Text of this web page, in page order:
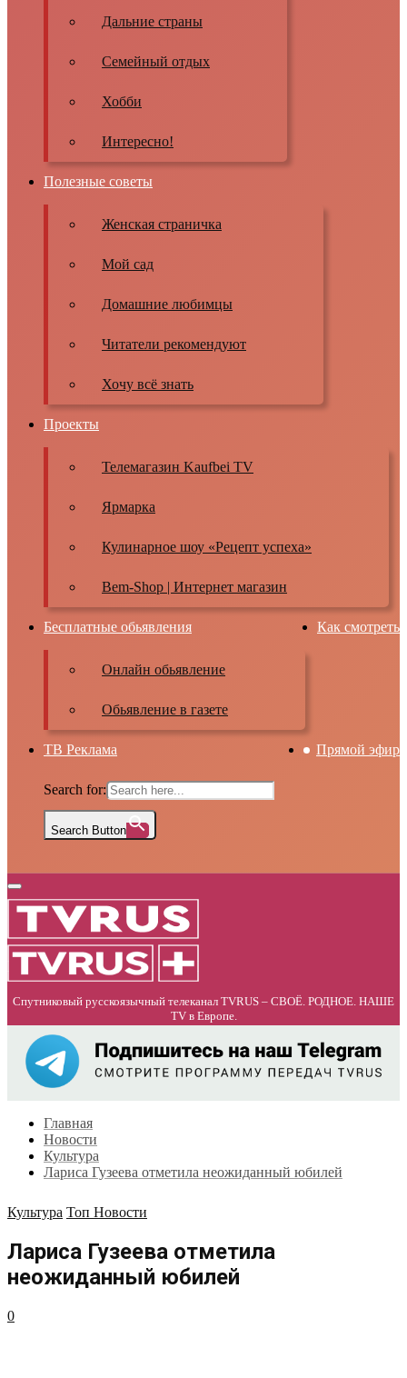
Дальние страны
Семейный отдых
Хобби
Интересно!
Полезные советы
Женская страничка
Мой сад
Домашние любимцы
Читатели рекомендуют
Хочу всё знать
Проекты
Телемагазин Kaufbei TV
Ярмарка
Кулинарное шоу «Рецепт успеха»
Bem-Shop | Интернет магазин
Бесплатные обьявления
Онлайн обьявление
Обьявление в газете
Как смотреть
ТВ Реклама Прямой эфир
Search for:
Search Button
Primary
Menu
Спутниковый русскоязычный телеканал TVRUS – СВОЁ. РОДНОЕ. НАШЕ
TV в Европе.
Главная
Новости
Культура
Лариса Гузеева отметила неожиданный юбилей
Культура Топ Новости
Лариса Гузеева отметила
неожиданный юбилей
0